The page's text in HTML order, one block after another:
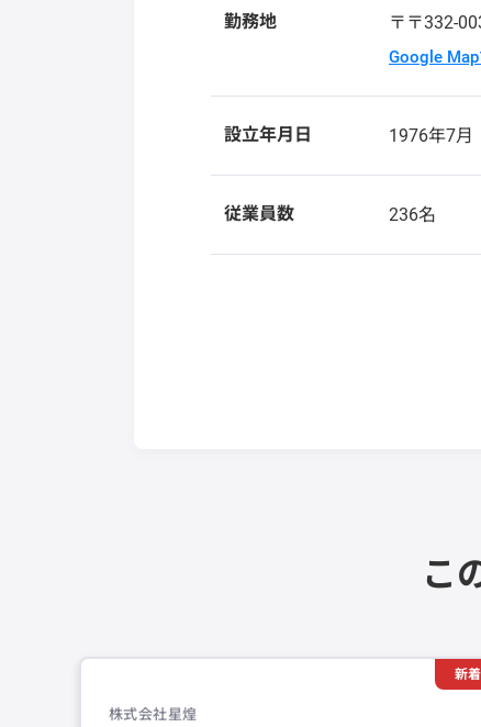
勤務地 〒〒332-
Google
設立年月日 1976年7月
従業員数 236名
こ
新着
株式会社星煌